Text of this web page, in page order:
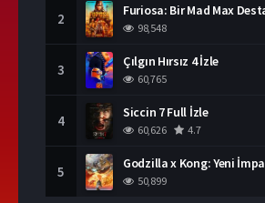
2 Furiosa: Bir Mad Max
98,548
3 Çılgın Hırsız 4 İzle
60,765
4 Siccin 7 Full İzle
60,626 4.7
5 Godzilla x Kong: Yeni
50,899